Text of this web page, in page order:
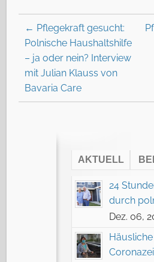
← Pflegekraft gesucht:
Polnische Haushaltshilfe
– ja oder nein? Interview
mit Julian Klauss von
Bavaria Care
AKTUELL
24
durch
Dez. 06,